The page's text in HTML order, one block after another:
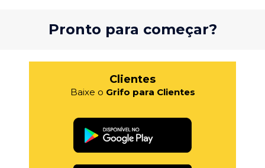
Pronto para começar?
Clientes
Baixe o Grifo para Clientes